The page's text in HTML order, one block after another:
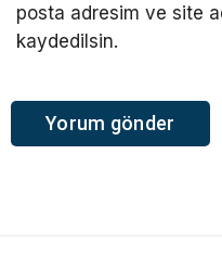
posta adresim ve site
kaydedilsin.